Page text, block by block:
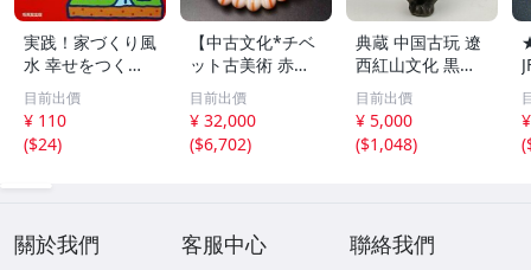
実践！家づくり風
水 幸せをつくる
家とインテリア/
浅野八郎(著者)
目前出價
¥ 110
($24)
【中古文化*チベ
ット古美術 赤縞
天眼瑪瑙丸珠 天
地天珠組み合わせ
ブレスレット 縞
瑪瑙 古玩 アンテ
目前出價
¥ 32,000
($6,702)
典蔵 中国古玩 遼
西紅山文化 黒曜
石 黒皮玉 太陽神
祈祷像 唐物 骨董
品 古美術 古玉 彫
刻 時代物 魔除け
目前出價
¥ 5,000
($1,048)
(
關於我們 客服中心 聯絡我們